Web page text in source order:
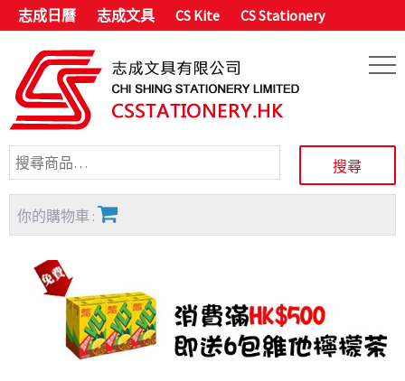
志成日曆 志成文具 CS Kite CS Stationery
你的購物車 :